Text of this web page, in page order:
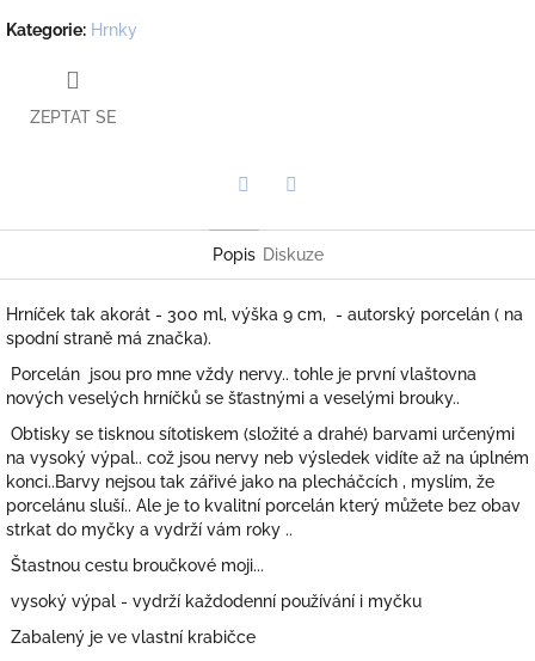
Kategorie: Hrnky
ZEPTAT SE
Popis Diskuze
Hrníček tak akorát - 300 ml, výška 9 cm, - autorský porcelán ( na
spodní straně má značka).
Porcelán jsou pro mne vždy nervy.. tohle je první vlaštovna
nových veselých hrníčků se šťastnými a veselými brouky..
Obtisky se tisknou sítotiskem (složité a drahé) barvami určenými
na vysoký výpal.. což jsou nervy neb výsledek vidíte až na úplném
konci..Barvy nejsou tak zářivé jako na plecháčcích , myslím, že
porcelánu sluší.. Ale je to kvalitní porcelán který můžete bez obav
strkat do myčky a vydrží vám roky ..
Štastnou cestu broučkové moji...
vysoký výpal - vydrží každodenní používání i myčku
Zabalený je ve vlastní krabičce